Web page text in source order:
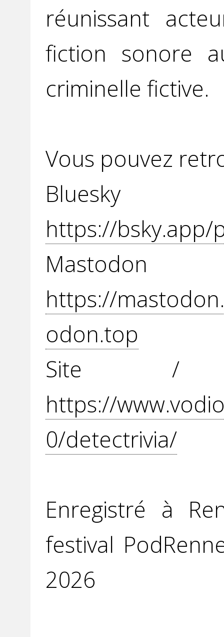
réunissant
fiction sonore
criminelle fictive.
Vous pouvez
https://bsky.app/
https://
odon.top
Site /
https://
0/detectrivia/
Enregistré à
festival
2026